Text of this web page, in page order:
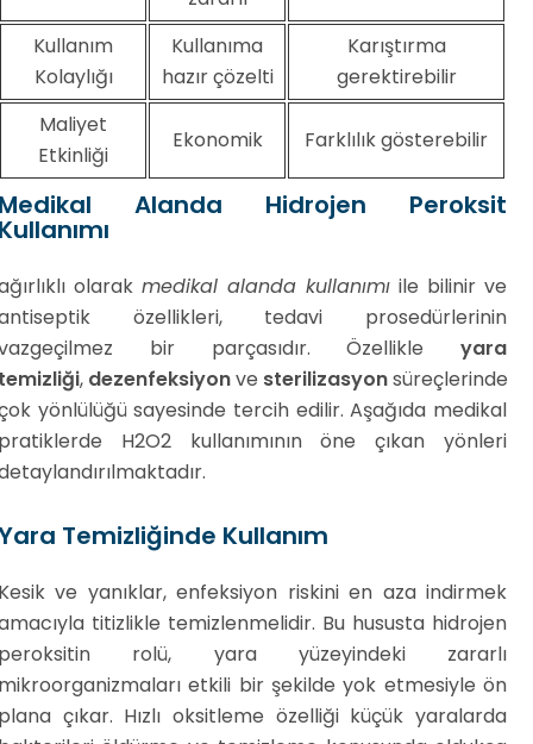
Kullanım
Kolaylığı
Kullanıma
hazır çözelti
Karıştırma
gerektirebilir
Maliyet
Etkinliği
Ekonomik Farklılık gösterebilir
Alanda Hidrojen Peroksit
olarak medikal alanda kullanımı ile bilinir ve
özellikleri, tedavi prosedürlerinin
bir parçasıdır. Özellikle yara
, dezenfeksiyonve sterilizasyonsüreçlerinde
yönlülüğü sayesinde tercih edilir. Aşağıda medikal
H2O2 kullanımının öne çıkan yönleri
Temizliğinde Kullanım
ve yanıklar, enfeksiyon riskini en aza indirmek
titizlikle temizlenmelidir. Bu hususta hidrojen
rolü, yara yüzeyindeki zararlı
etkili bir şekilde yok etmesiyle ön
çıkar. Hızlı oksitleme özelliği küçük yaralarda